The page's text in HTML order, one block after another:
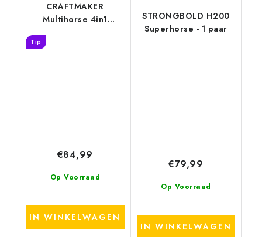
CRAFTMAKER
Multihorse 4in1
Tip
Op Voorraad
€84,99
IN WINKELWAGEN
STRONGBOLD H200
Superhorse - 1 paar
Op Voorraad
€79,99
IN WINKELWAGEN